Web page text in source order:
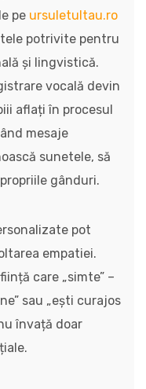
pe ursuletultau.ro
potrivite pentru
și lingvistică.
vocală devin
aflați în procesul
mesaje
sunetele, să
gânduri.
pot
empatiei.
care „simte” –
sau „ești curajos
învață doar